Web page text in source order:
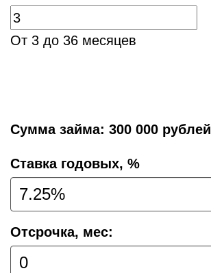
От 3 до 36 месяцев
Сумма займа: 300 000 рублей
Cтавка годовых, %
Отсрочка, мес: